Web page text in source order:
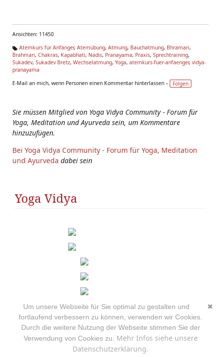
Ansichten: 11450
Ta
g
s:
Atemkurs für Anfänger, Atemübung, Atmung, Bauchatmung, Bhramari,
Brahmari, Chakras, Kapabhati, Nadis, Pranayama, Praxis, Sprechtraining,
Sukadev, Sukadev Bretz, Wechselatmung, Yoga, atemkurs-fuer-anfaenger, vidya-
pranayama
E-Mail an mich, wenn Personen einen Kommentar hinterlassen –
Folgen
Sie müssen Mitglied von Yoga Vidya Community - Forum für
Yoga, Meditation und Ayurveda sein, um Kommentare
hinzuzufügen.
Bei Yoga Vidya Community - Forum für Yoga, Meditation
und Ayurveda dabei sein
Yoga Vidya
✖
Um unsere Webseite für Sie optimal zu gestalten und
fortlaufend verbessern zu können, verwenden wir Cookies.
Durch die weitere Nutzung der Webseite stimmen Sie der
Verwendung von Cookies zu. Mehr Infos siehe unsere
Datenschutzerklärung.